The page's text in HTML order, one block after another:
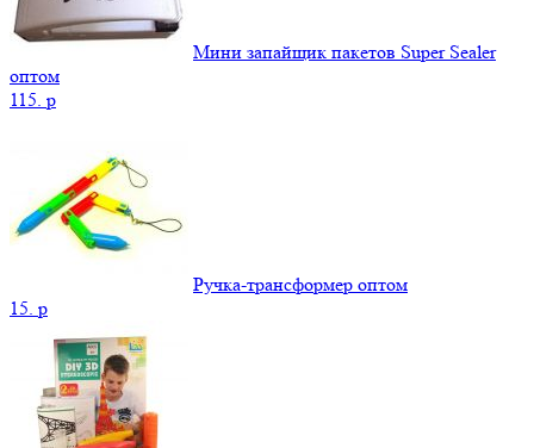
Мини запайщик пакетов Super Sealer
оптом
115. p
Ручка-трансформер оптом
15. p